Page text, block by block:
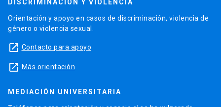
DISCRIMINACIÓN Y VIOLENCIA
Orientación y apoyo en casos de discriminación, violencia de
género o violencia sexual.
launch Contacto para apoyo
launch Más orientación
MEDIACIÓN UNIVERSITARIA